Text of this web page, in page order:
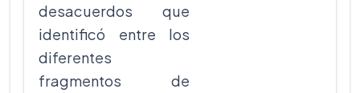
desacuerdos que
identificó entre los
diferentes
fragmentos de